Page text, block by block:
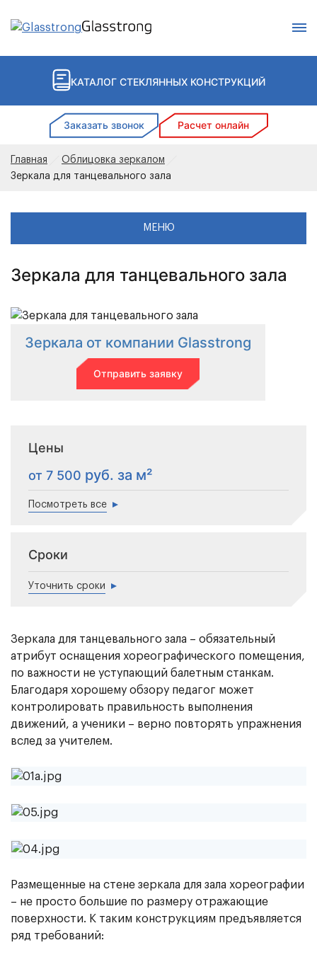
КАТАЛОГ СТЕКЛЯННЫХ КОНСТРУКЦИЙ
Заказать звонок Расчет онлайн
Главная
Облицовка зеркалом
Зеркала для танцевального зала
МЕНЮ
Зеркала для танцевального зала
Зеркала от компании Glasstrong
Отправить заявку
Цены
от 7 500
Посмотреть все
Сроки
Уточнить сроки
Зеркала для танцевального зала – обязательный
атрибут оснащения хореографического помещения,
по важности не уступающий балетным станкам.
Благодаря хорошему обзору педагог может
контролировать правильность выполнения
движений, а ученики – верно повторять упражнения
вслед за учителем.
Размещенные на стене зеркала для зала хореографии
– не просто большие по размеру отражающие
поверхности. К таким конструкциям предъявляется
ряд требований: